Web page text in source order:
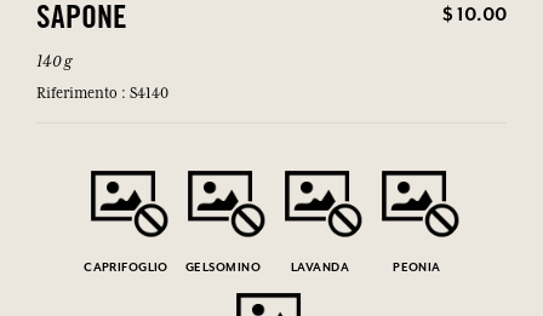
SAPONE $ 10.00
140 g
Riferimento : S4140
CAPRIFOGLIO GELSOMINO LAVANDA PEONIA